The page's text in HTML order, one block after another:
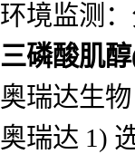
环境监测
三磷酸肌
奥瑞达生
奥瑞达 1)